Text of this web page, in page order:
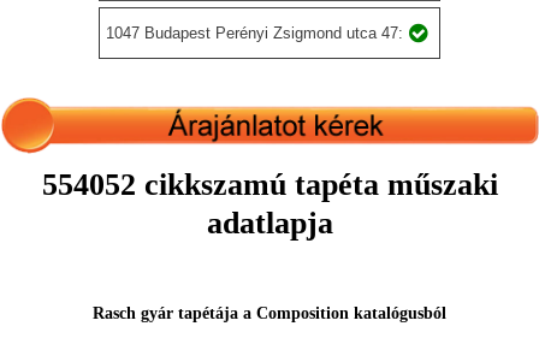
1047 Budapest Perényi Zsigmond utca 47:
554052 cikkszamú tapéta műszaki
adatlapja
Rasch gyár tapétája a Composition katalógusból